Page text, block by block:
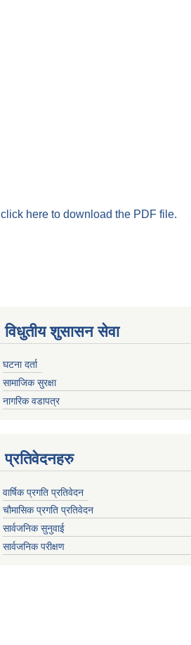
click here to download the PDF file.
विधुतीय शुसासन सेवा
घटना दर्ता
सामाजिक सुरक्षा
नागरिक वडापत्र
प्रतिवेदनहरु
वार्षिक प्रगति प्रतिवेदन
चौमासिक प्रगति प्रतिवेदन
सार्वजनिक सुनुवाई
सार्वजनिक परीक्षण